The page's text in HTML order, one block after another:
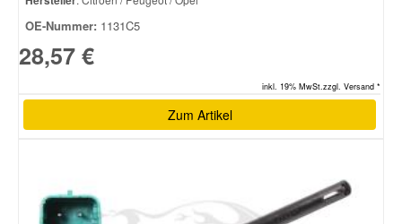
OE-Nummer: 1131C5
28,57 €
inkl. 19% MwSt.zzgl. Versand *
Zum Artikel